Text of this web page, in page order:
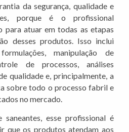
da segurança, qualidade e
porque é o profissional
para atuar em todas as etapas
desses produtos. Isso inclui
manipulação de
de processos, análises
qualidade e, principalmente, a
sobre todo o processo fabril e
no mercado.
esse profissional é
que os produtos atendam aos